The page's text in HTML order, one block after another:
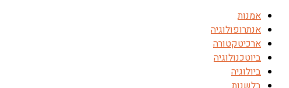
אמנות
אנתרופולוגיה
ארכיטקטורה
ביוטכנולוגיה
ביולוגיה